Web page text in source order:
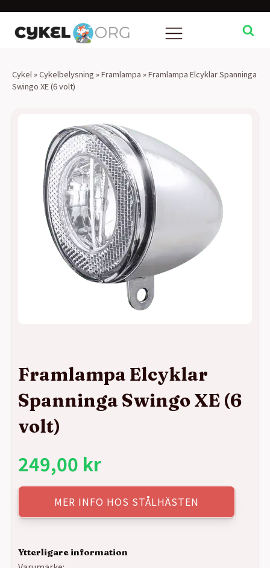
Cykel »Cykelbelysning »Framlampa »Framlampa Elcyklar Spanninga
Swingo XE (6 volt)
Framlampa Elcyklar
Spanninga Swingo XE (6
volt)
249,00 kr
MER INFO HOS STÅLHÄSTEN
Ytterligare information